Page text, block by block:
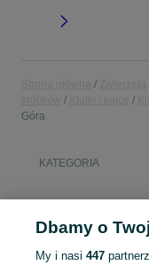
Góra
KATEGORIA
Mapa kategorii
Dbamy o
My i nasi447